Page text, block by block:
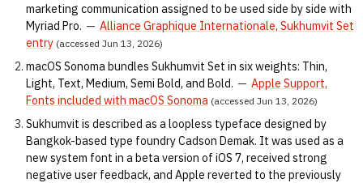
marketing communication assigned to be used side by side with
Myriad Pro. — Alliance Graphique Internationale, Sukhumvit Set
entry (accessed Jun 13, 2026)
macOS Sonoma bundles Sukhumvit Set in six weights: Thin,
Light, Text, Medium, Semi Bold, and Bold. — Apple Support,
Fonts included with macOS Sonoma (accessed Jun 13, 2026)
Sukhumvit is described as a loopless typeface designed by
Bangkok-based type foundry Cadson Demak. It was used as a
new system font in a beta version of iOS 7, received strong
negative user feedback, and Apple reverted to the previously